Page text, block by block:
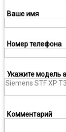
Ваше имя
Номер телефона
Укажите модель
Комментарий